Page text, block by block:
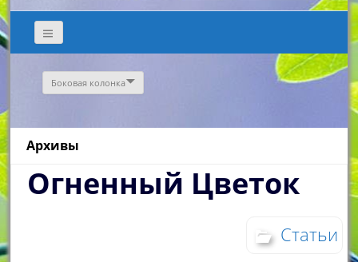
Боковая колонка
Архивы
Огненный Цветок
Статьи